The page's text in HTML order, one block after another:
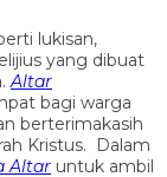
lukisan,
yang dibuat
Altar
bagi warga
berterimakasih
Kristus. Dalam
Altar untuk ambil